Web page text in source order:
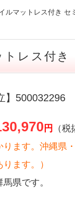
ルマットレス付き セ
レス付き
】500032296
円
（
ります。沖縄県
ます。）
県です。